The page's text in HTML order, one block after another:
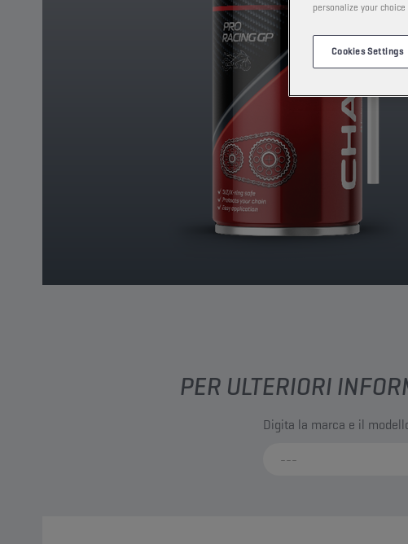
PER ULTERIORI
Digita la marca e il
personalize your
Cookies Settings